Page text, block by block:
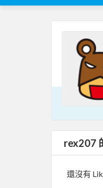
rex207
還沒有